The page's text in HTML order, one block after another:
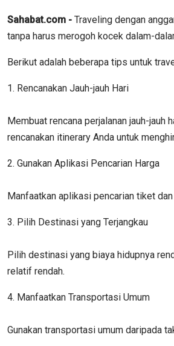
Sahabat.com - Traveling dengan
tanpa harus merogoh kocek dalam-
Berikut adalah beberapa tips untuk
1. Rencanakan Jauh-jauh Hari
Membuat rencana perjalanan jauh-
rencanakan itinerary Anda untuk
2. Gunakan Aplikasi Pencarian Harga
Manfaatkan aplikasi pencarian tiket
3. Pilih Destinasi yang Terjangkau
Pilih destinasi yang biaya hidupnya
relatif rendah.
4. Manfaatkan Transportasi Umum
Gunakan transportasi umum daripada